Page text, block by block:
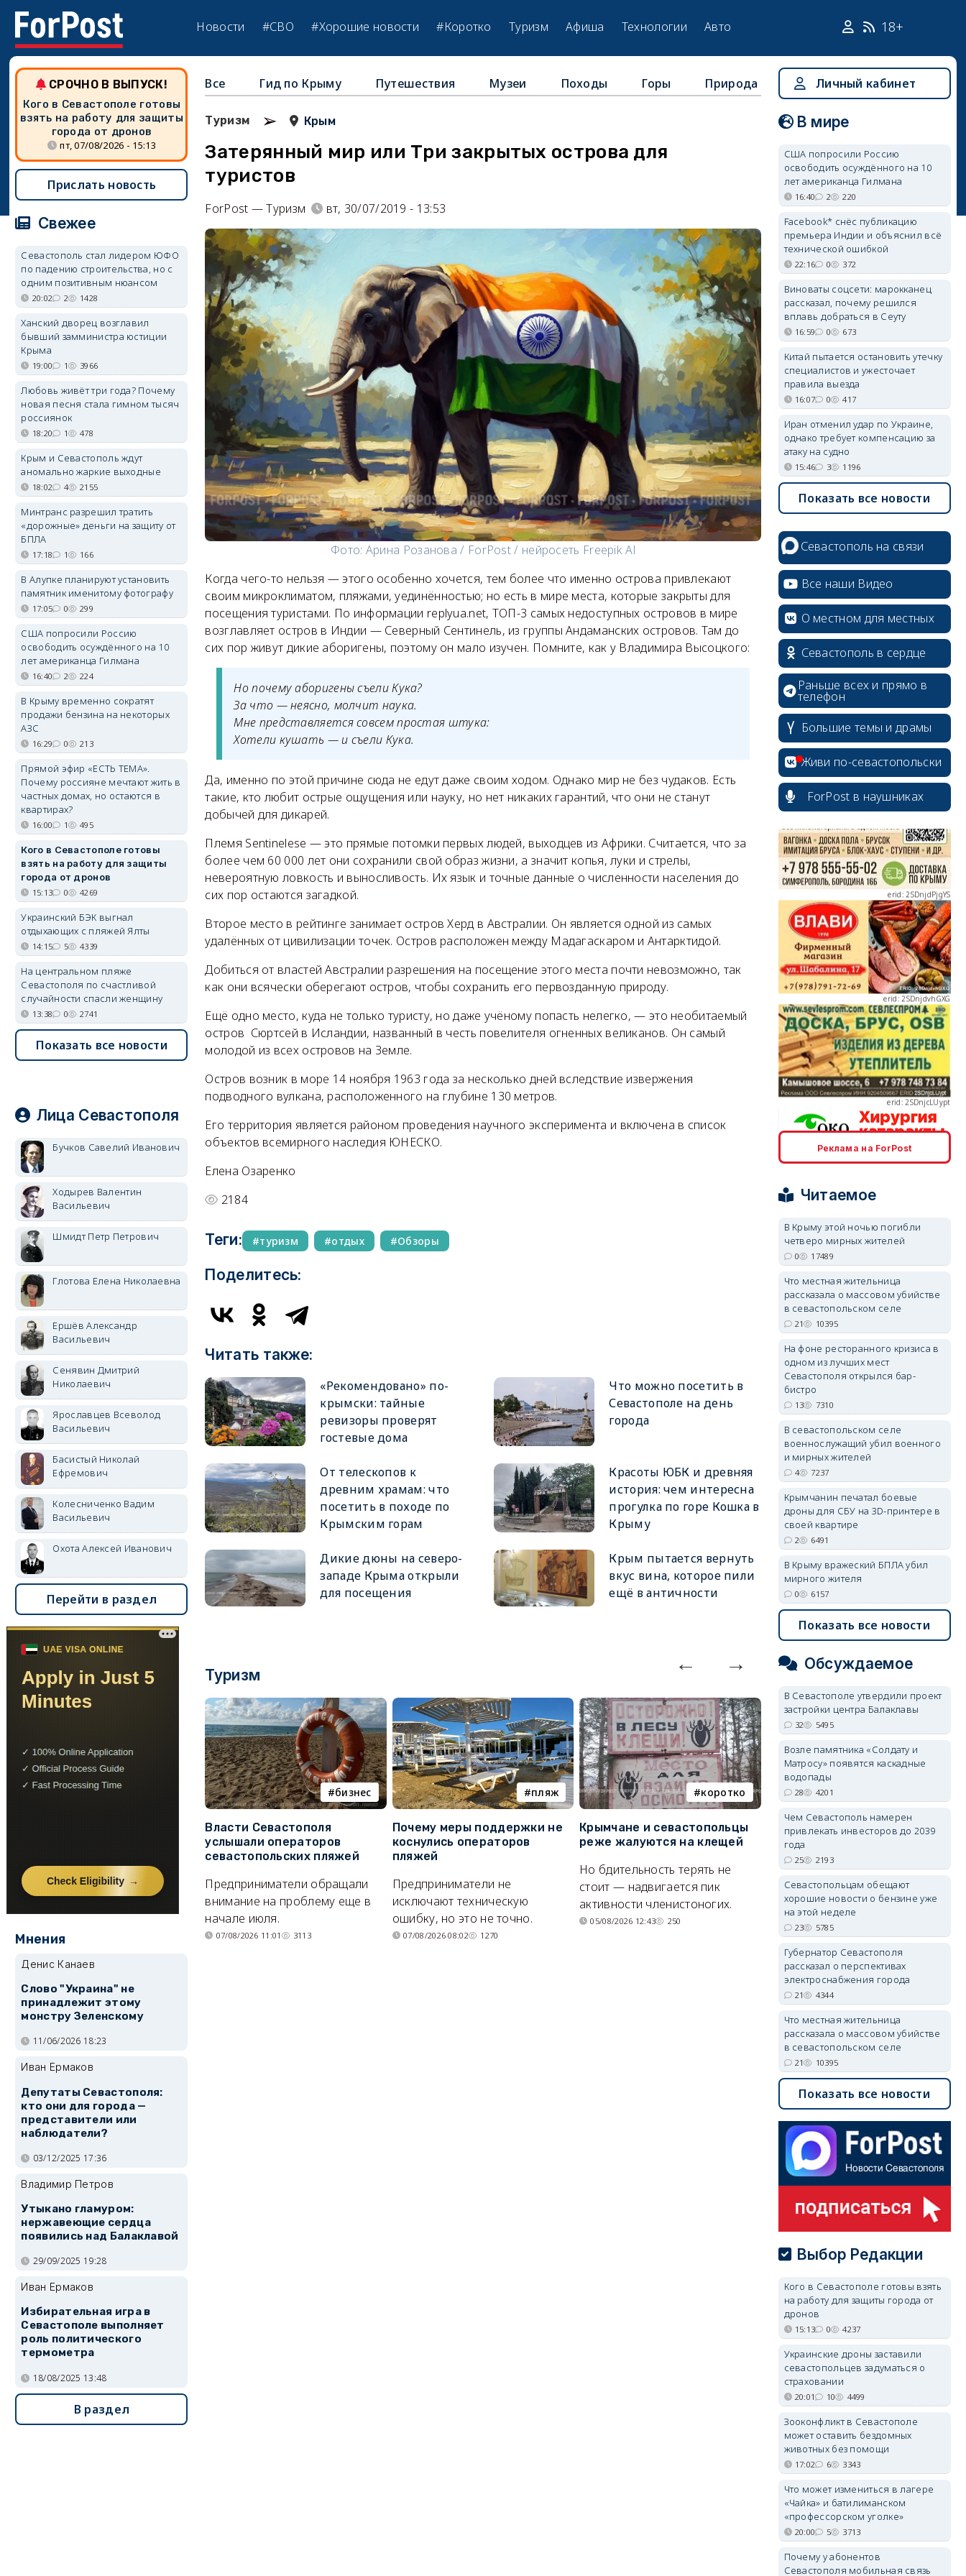
Новости #СВО #Хорошие новости #Коротко Туризм Афиша Технологии Авто 18+
Все Гид по Крыму Путешествия Музеи Походы Горы Природа
Туризм ➢ Крым
Затерянный мир или Три закрытых острова для
туристов
ForPost — Туризм вт, 30/07/2019 - 13:53
Фото: Арина Розанова / ForPost / нейросеть Freepik Al
Когда чего-то нельзя — этого особенно хочется, тем более что именно острова привлекают
своим микроклиматом, пляжами, уединённостью; но есть в мире места, которые закрыты для
посещения туристами. По информации replyua.net, ТОП-3 самых недоступных островов в мире
возглавляет остров в Индии — Северный Сентинель, из группы Андаманских островов. Там до
сих пор живут дикие аборигены, поэтому он мало изучен. Помните, как у Владимира Высоцкого:
Но почему аборигены съели Кука?
За что — неясно, молчит наука.
Мне представляется совсем простая штука:
Хотели кушать — и съели Кука.
Да, именно по этой причине сюда не едут даже своим ходом. Однако мир не без чудаков. Есть
такие, кто любит острые ощущения или науку, но нет никаких гарантий, что они не станут
добычей для дикарей.
Племя Sentinelese — это прямые потомки первых людей, выходцев из Африки. Считается, что за
более чем 60 000 лет они сохранили свой образ жизни, а значит копья, луки и стрелы,
невероятную ловкость и выносливость. Их язык и точные данные о численности населения до
сих пор остаются загадкой.
Второе место в рейтинге занимает остров Херд в Австралии. Он является одной из самых
удалённых от цивилизации точек. Остров расположен между Мадагаскаром и Антарктидой.
Добиться от властей Австралии разрешения на посещение этого места почти невозможно, так
как они всячески оберегают остров, чтобы сохранить его первозданную природу.
Ещё одно место, куда не только туристу, но даже учёному попасть нелегко, — это необитаемый
остров Сюртсей в Исландии, названный в честь повелителя огненных великанов. Он самый
молодой из всех островов на Земле.
Остров возник в море 14 ноября 1963 года за несколько дней вследствие извержения
подводного вулкана, расположенного на глубине 130 метров.
Его территория является районом проведения научного эксперимента и включена в список
объектов всемирного наследия ЮНЕСКО.
Елена Озаренко
2184
Теги: туризм отдых Обзоры
Поделитесь:
Читать также:
«Рекомендовано» по-
крымски: тайные
ревизоры проверят
гостевые дома
Что можно посетить в
Севастополе на день
города
От телескопов к
древним храмам: что
посетить в походе по
Крымским горам
Красоты ЮБК и древняя
история: чем интересна
прогулка по горе Кошка в
Крыму
Дикие дюны на северо-
западе Крыма открыли
для посещения
Крым пытается вернуть
вкус вина, которое пили
ещё в античности
Туризм
бизнес
Власти Севастополя
услышали операторов
севастопольских пляжей
Предприниматели обращали
внимание на проблему еще в
начале июля.
07/08/2026 11:01 3113
пляж
Почему меры поддержки не
коснулись операторов
пляжей
Предприниматели не
исключают техническую
ошибку, но это не точно.
07/08/2026 08:02 1270
коротко
Крымчане и севастопольцы
реже жалуются на клещей
Но бдительность терять не
стоит — надвигается пик
активности членистоногих.
05/08/2026 12:43 250
В Севастополе утвердили
проект застройки центра
Балаклавы
Там появится туристический
квартал с отелями и
парковками.
05/08/2026 08:01 5495
СРОЧНО В ВЫПУСК!
Кого в Севастополе готовы
взять на работу для защиты
города от дронов
пт, 07/08/2026 - 15:13
Прислать новость
Свежее
Севастополь стал лидером ЮФО
по падению строительства, но с
одним позитивным нюансом
20:02 2 1428
Ханский дворец возглавил
бывший замминистра юстиции
Крыма
19:00 1 3966
Любовь живёт три года? Почему
новая песня стала гимном тысяч
россиянок
18:20 1 478
Крым и Севастополь ждут
аномально жаркие выходные
18:02 4 2155
Минтранс разрешил тратить
«дорожные» деньги на защиту от
БПЛА
17:18 1 166
В Алупке планируют установить
памятник именитому фотографу
17:05 0 299
США попросили Россию
освободить осуждённого на 10
лет американца Гилмана
16:40 2 224
В Крыму временно сократят
продажи бензина на некоторых
АЗС
16:29 0 213
Прямой эфир «ЕСТЬ ТЕМА».
Почему россияне мечтают жить в
частных домах, но остаются в
квартирах?
16:00 1 495
Кого в Севастополе готовы
взять на работу для защиты
города от дронов
15:13 0 4269
Украинский БЭК выгнал
отдыхающих с пляжей Ялты
14:15 5 4339
На центральном пляже
Севастополя по счастливой
случайности спасли женщину
13:38 0 2741
Показать все новости
Лица Севастополя
Бучков Савелий Иванович
Ходырев Валентин
Васильевич
Шмидт Петр Петрович
Глотова Елена Николаевна
Ершёв Александр
Васильевич
Сенявин Дмитрий
Николаевич
Ярославцев Всеволод
Васильевич
Басистый Николай
Ефремович
Колесниченко Вадим
Васильевич
Охота Алексей Иванович
Перейти в раздел
Мнения
Денис Канаев
Слово "Украина" не
принадлежит этому
монстру Зеленскому
11/06/2026 18:23
Иван Ермаков
Депутаты Севастополя:
кто они для города —
представители или
наблюдатели?
03/12/2025 17:36
Владимир Петров
Утыкано гламуром:
нержавеющие сердца
появились над Балаклавой
29/09/2025 19:28
Иван Ермаков
Избирательная игра в
Севастополе выполняет
роль политического
термометра
18/08/2025 13:48
В раздел
Личный кабинет
В мире
США попросили Россию
освободить осуждённого на 10
лет американца Гилмана
16:40 2 220
Facebook* снёс публикацию
премьера Индии и объяснил всё
технической ошибкой
22:16 0 372
Виноваты соцсети: марокканец
рассказал, почему решился
вплавь добраться в Сеуту
16:59 0 673
Китай пытается остановить утечку
специалистов и ужесточает
правила выезда
16:07 0 417
Иран отменил удар по Украине,
однако требует компенсацию за
атаку на судно
15:46 3 1196
Показать все новости
Севастополь на связи
Все наши Видео
О местном для местных
Севастополь в сердце
Раньше всех и прямо в
телефон
Большие темы и драмы
Живи по-севастопольски
ForPost в наушниках
erid: 2SDnjcrDNw6
erid: 2SDnjdPjgYS
erid: 2SDnjdvhGXG
erid: 2SDnjcLUypt
erid: 2SDnjdvhGXG
Реклама на ForPost
Читаемое
В Крыму этой ночью погибли
четверо мирных жителей
0 17489
Что местная жительница
рассказала о массовом убийстве
в севастопольском селе
21 10395
На фоне ресторанного кризиса в
одном из лучших мест
Севастополя открылся бар-
бистро
13 7310
В севастопольском селе
военнослужащий убил военного
и мирных жителей
4 7237
Крымчанин печатал боевые
дроны для СБУ на 3D-принтере в
своей квартире
2 6491
В Крыму вражеский БПЛА убил
мирного жителя
0 6157
Показать все новости
Обсуждаемое
В Севастополе утвердили проект
застройки центра Балаклавы
32 5495
Возле памятника «Солдату и
Матросу» появятся каскадные
водопады
28 4201
Чем Севастополь намерен
привлекать инвесторов до 2039
года
25 2193
Севастопольцам обещают
хорошие новости о бензине уже
на этой неделе
23 5785
Губернатор Севастополя
рассказал о перспективах
электроснабжения города
21 4344
Что местная жительница
рассказала о массовом убийстве
в севастопольском селе
21 10395
Показать все новости
Выбор Редакции
Кого в Севастополе готовы взять
на работу для защиты города от
дронов
15:13 0 4237
Украинские дроны заставили
севастопольцев задуматься о
страховании
20:01 10 4499
Зооконфликт в Севастополе
может оставить бездомных
животных без помощи
17:02 6 3343
Что может измениться в лагере
«Чайка» и батилиманском
«профессорском уголке»
20:00 5 3713
Почему у абонентов
Севастополя мобильная связь